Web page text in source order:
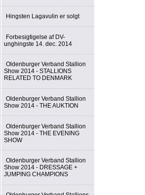
Hingsten Lagavulin er solgt
Forbesigtigelse af DV-
unghingste 14. dec. 2014
Oldenburger Verband Stallion
Show 2014 - STALLIONS
RELATED TO DENMARK
Oldenburger Verband Stallion
Show 2014 - THE AUKTION
Oldenburger Verband Stallion
Show 2014 - THE EVENING
SHOW
Oldenburger Verband Stallion
Show 2014 - DRESSAGE +
JUMPING CHAMPIONS